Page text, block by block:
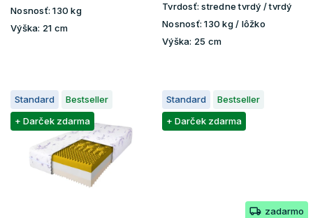
Nosnosť: 130 kg
Výška: 21 cm
Tvrdosť: stredne tvrdý / tvrdý
Nosnosť: 130 kg / lôžko
Výška: 25 cm
Standard
Bestseller
+ Darček zdarma
Standard
Bestseller
+ Darček zdarma
zadarmo